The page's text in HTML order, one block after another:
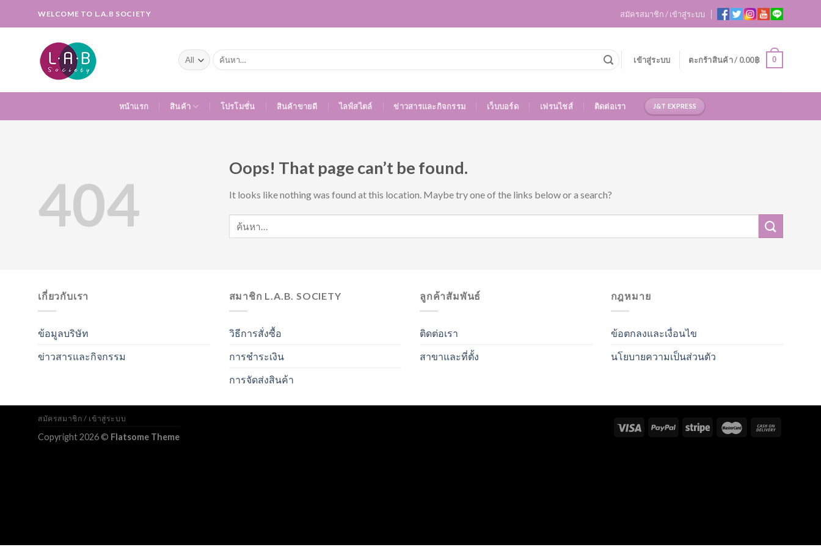
WELCOME TO L.A.B SOCIETY สมัครสมาชิก / เข้าสู่ระบบ
ค้นหา:
เข้าสู่ระบบ ตะกร้าสินค้า / 0.00฿ 0
หน้าแรก สินค้า โปรโมชั่น สินค้าขายดี ไลฟ์สไตล์ ข่าวสารและกิจกรรม เว็บบอร์ด เฟรนไชส์ ติดต่อเรา J&T EXPRESS
404
Oops! That page can’t be found.
It looks like nothing was found at this location. Maybe try one of the links below or a search?
เกี่ยวกับเรา
ข้อมูลบริษัท
ข่าวสารและกิจกรรม
สมาชิก L.A.B. SOCIETY
วิธีการสั่งซื้อ
การชำระเงิน
การจัดส่งสินค้า
ลูกค้าสัมพันธ์
ติดต่อเรา
สาขาและที่ตั้ง
กฎหมาย
ข้อตกลงและเงื่อนไข
นโยบายความเป็นส่วนตัว
สมัครสมาชิก / เข้าสู่ระบบ
Copyright 2026 © Flatsome Theme